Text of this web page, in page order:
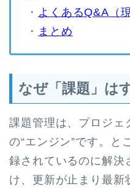
・ よくあるQ&A（
・ まとめ
なぜ「課題」は
課題管理は、プロジェ
の“エンジン”です。と
録されているのに解決
け、更新が止まり最新